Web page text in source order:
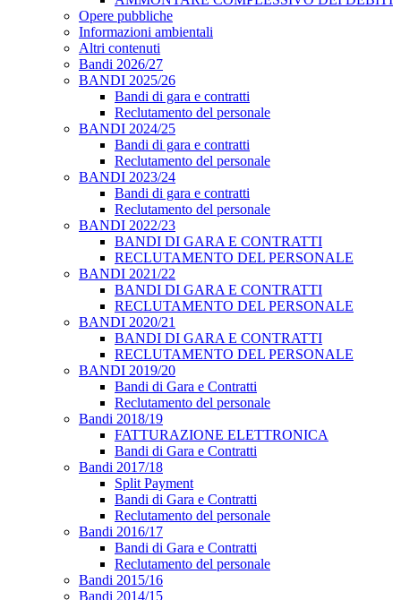
Opere pubbliche
Informazioni ambientali
Altri contenuti
Bandi 2026/27
BANDI 2025/26
Bandi di gara e contratti
Reclutamento del personale
BANDI 2024/25
Bandi di gara e contratti
Reclutamento del personale
BANDI 2023/24
Bandi di gara e contratti
Reclutamento del personale
BANDI 2022/23
BANDI DI GARA E CONTRATTI
RECLUTAMENTO DEL PERSONALE
BANDI 2021/22
BANDI DI GARA E CONTRATTI
RECLUTAMENTO DEL PERSONALE
BANDI 2020/21
BANDI DI GARA E CONTRATTI
RECLUTAMENTO DEL PERSONALE
BANDI 2019/20
Bandi di Gara e Contratti
Reclutamento del personale
Bandi 2018/19
FATTURAZIONE ELETTRONICA
Bandi di Gara e Contratti
Bandi 2017/18
Split Payment
Bandi di Gara e Contratti
Reclutamento del personale
Bandi 2016/17
Bandi di Gara e Contratti
Reclutamento del personale
Bandi 2015/16
Bandi 2014/15